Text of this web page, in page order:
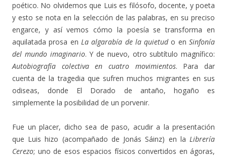
poético. No olvidemos que Luis es filósofo, docente, y poeta
y esto se nota en la selección de las palabras, en su preciso
engarce, y así vemos cómo la poesía se transforma en
aquilatada prosa en La algarabía de la quietudo enSinfonía
del mundo imaginario. Y de nuevo, otro subtítulo magnífico:
Autobiografía colectiva en cuatro movimientos. Para dar
cuenta de la tragedia que sufren muchos migrantes en sus
odiseas, donde El Dorado de antaño, hogaño es
simplemente la posibilidad de un porvenir.
Fue un placer, dicho sea de paso, acudir a la presentación
que Luis hizo (acompañado de Jonás Sáinz) en la Librería
Cerezo; uno de esos espacios físicos convertidos en ágoras,